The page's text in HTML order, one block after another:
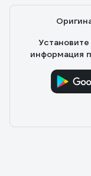
информация